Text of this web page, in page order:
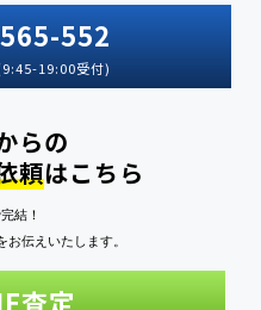
552
19:00受付)
らの
頼はこちら
結！
伝えいたします。
査定